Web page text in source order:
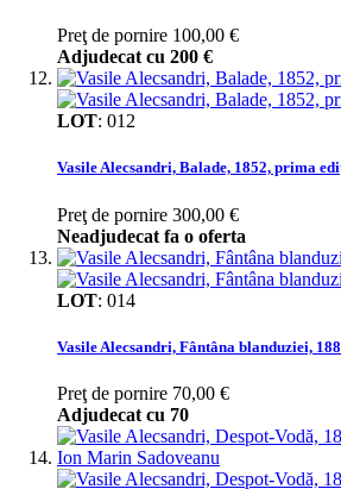
Preţ de pornire 100,00 €
Adjudecat cu 200 €
LOT: 012
Vasile Alecsandri, Balade, 1852, prima
Preţ de pornire 300,00 €
Neadjudecat fa o oferta
LOT: 014
Vasile Alecsandri, Fântâna blanduziei,
Preţ de pornire 70,00 €
Adjudecat cu 70